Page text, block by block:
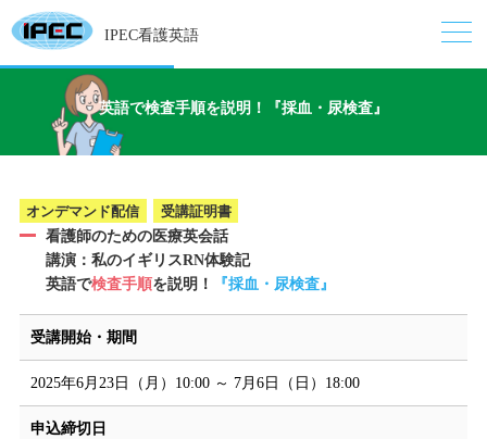
IPEC看護英語
英語で検査手順を説明！『採血・尿検査』
オンデマンド配信
受講証明書
看護師のための医療英会話
講演：私のイギリスRN体験記
英語で検査手順を説明！ 『採血・尿検査』
受講開始・期間
2025年6月23日（月）10:00 ～ 7月6日（日）18:00
申込締切日